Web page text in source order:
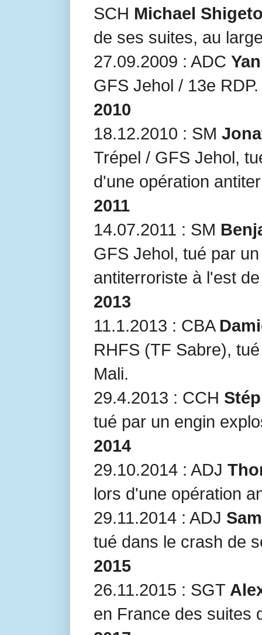
SCH Michael
de ses suites, au
27.09.2009 : ADC
GFS Jehol / 13e RDP.
2010
18.12.2010 : SM
Trépel / GFS Jehol,
d'une opération
2011
14.07.2011 : SM
GFS Jehol, tué par
antiterroriste à l'est
2013
11.1.2013 : CBA
RHFS (TF Sabre),
Mali.
29.4.2013 : CCH
tué par un engin
2014
29.10.2014 : ADJ
lors d'une opération
29.11.2014 : ADJ
tué dans le crash de
2015
26.11.2015 : SGT
en France des suites